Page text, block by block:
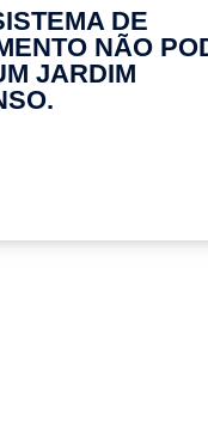
DE
NÃO
JARDIM